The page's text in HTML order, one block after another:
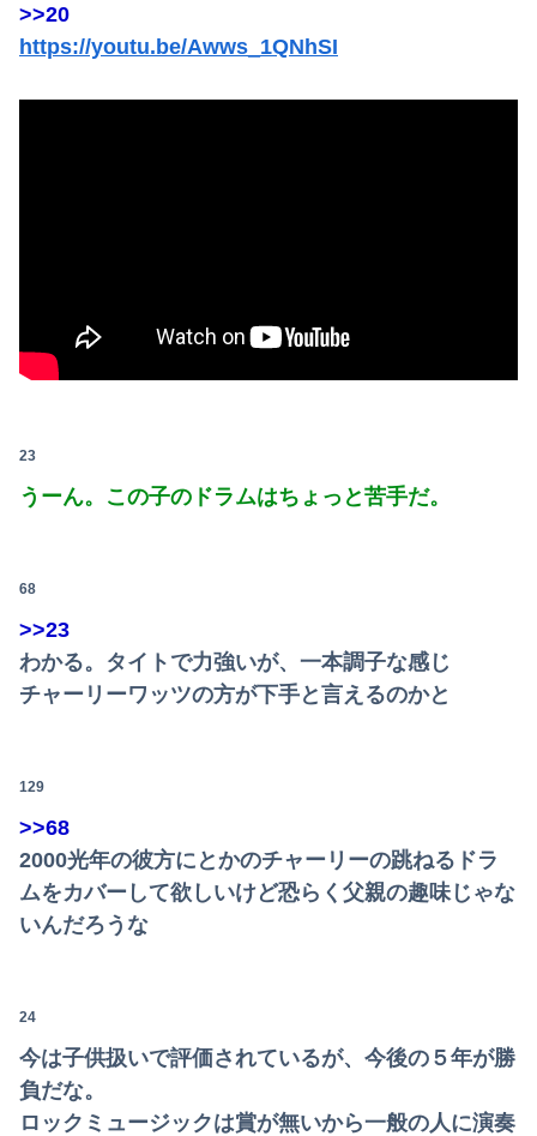
Powered by livedoor 相互RSS
>>20
https://youtu.be/Awws_1QNhSI
23
うーん。この子のドラムはちょっと苦手だ。
68
>>23
わかる。タイトで力強いが、一本調子な感じ
チャーリーワッツの方が下手と言えるのかと
129
>>68
2000光年の彼方にとかのチャーリーの跳ねるドラ
ムをカバーして欲しいけど恐らく父親の趣味じゃな
いんだろうな
24
今は子供扱いで評価されているが、今後の５年が勝
負だな。
ロックミュージックは賞が無いから一般の人に演奏